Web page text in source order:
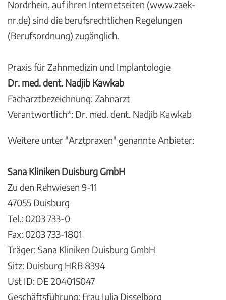
Nordrhein, auf ihren Internetseiten (www.zaek-
nr.de) sind die berufsrechtlichen Regelungen
(Berufsordnung) zugänglich.
Praxis für Zahnmedizin und Implantologie
Dr. med. dent. Nadjib Kawkab
Facharztbezeichnung: Zahnarzt
Verantwortlich*: Dr. med. dent. Nadjib Kawkab
Weitere unter "Arztpraxen" genannte Anbieter:
Sana Kliniken Duisburg GmbH
Zu den Rehwiesen 9-11
47055 Duisburg
Tel.: 0203 733-0
Fax: 0203 733-1801
Träger: Sana Kliniken Duisburg GmbH
Sitz: Duisburg HRB 8394
Ust ID: DE 204015047
Geschäftsführung: Frau Julia Disselborg